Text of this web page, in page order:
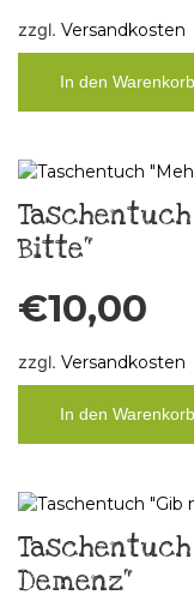
zzgl. Versandkosten
In den Warenkorb
Bitte“
€10,00
zzgl. Versandkosten
In den Warenkorb
Taschentuch
Demenz“